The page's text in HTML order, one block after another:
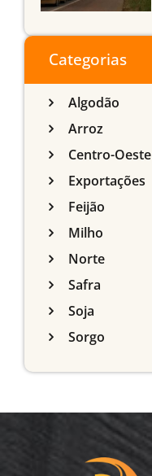
Categorias
Algodão
Arroz
Centro-Oeste
Exportações
Feijão
Milho
Norte
Safra
Soja
Sorgo